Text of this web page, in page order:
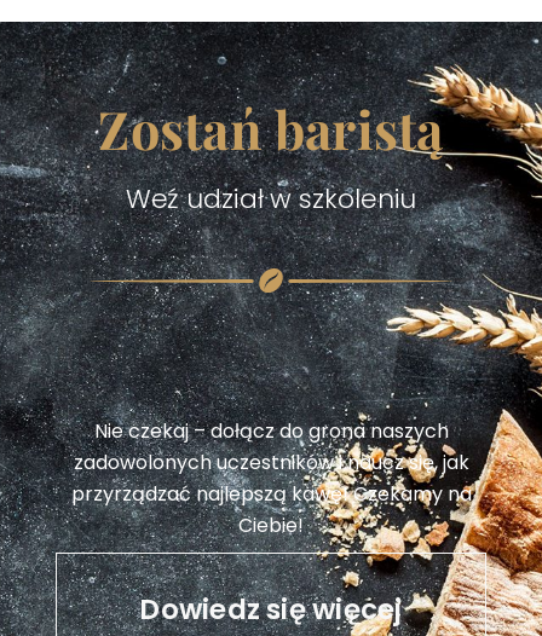
Zostań baristą
Weź udział w szkoleniu
Nie czekaj – dołącz do grona naszych
zadowolonych uczestników i naucz się, jak
przyrządzać najlepszą kawę! Czekamy na
Ciebie!
Dowiedz się więcej